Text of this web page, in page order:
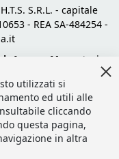
S.R.L. - capitale
- REA SA-484254 -
Agency Magento
|
utilizzati si
ed utili alle
cliccando
questa pagina,
in altra